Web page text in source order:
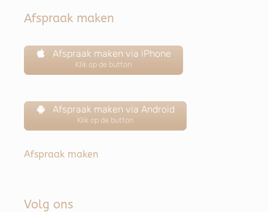
Afspraak maken
Afspraak maken via iPhone
Klik op de button
Afspraak maken via Android
Klik op de button
Afspraak maken
Volg ons